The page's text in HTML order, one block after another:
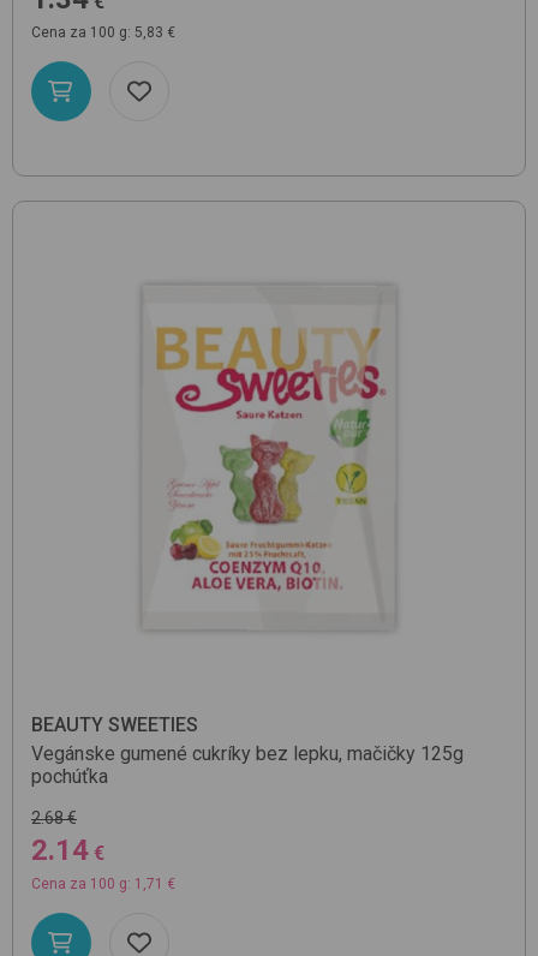
Cena za 100 g: 5,83 €
BEAUTY SWEETIES
Vegánske gumené cukríky bez lepku, mačičky 125g
pochúťka
2.68 €
2.14 €
Cena za 100 g: 1,71 €